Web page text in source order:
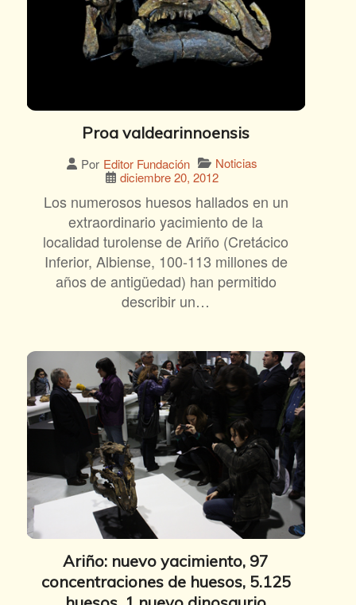
Proa valdearinnoensis
Por Editor Fundación
Noticias
diciembre 20, 2012
Los numerosos huesos hallados en un
extraordinario yacimiento de la
localidad turolense de Ariño (Cretácico
Inferior, Albiense, 100-113 millones de
años de antigüedad) han permitido
describir un…
Ariño: nuevo yacimiento, 97
concentraciones de huesos, 5.125